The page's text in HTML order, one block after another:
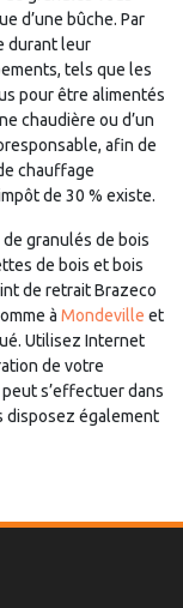
d’une bûche. Par
durant leur
tels que les
pour être alimentés
chaudière ou d’un
afin de
chauffage
de 30 % existe.
granulés de bois
de bois et bois
de retrait Brazeco
à Mondeville et
Utilisez Internet
de votre
s’effectuer dans
disposez également